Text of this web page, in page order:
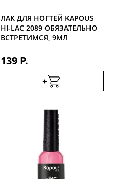
ЛАК ДЛЯ НОГТЕЙ KAPOUS
HI-LAC 2089 ОБЯЗАТЕЛЬНО
ВСТРЕТИМСЯ, 9МЛ
139 Р.
+